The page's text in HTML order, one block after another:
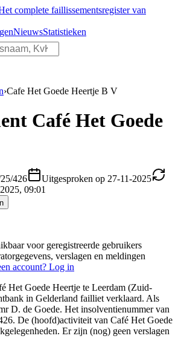
complete faillissementsregister van
NieuwsStatistieken
›Cafe Het Goede Heertje B V
Café Het Goede
426
Uitgesproken op 27-11-2025
09:01
voor geregistreerde gebruikers
verslagen en meldingen
account? Log in
Het Goede Heertje te Leerdam (Zuid-
in Gelderland failliet verklaard. Als
D. de Goede. Het insolventienummer van
De (hoofd)activiteit van Café Het Goede
Er zijn (nog) geen verslagen